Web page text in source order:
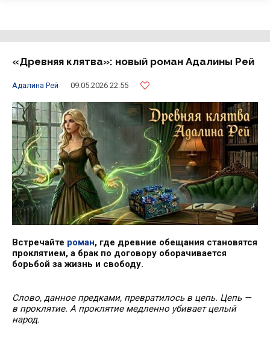
«Древняя клятва»: новый роман Адалины Рей
Адалина Рей 09.05.2026 22:55
Встречайте роман, где древние обещания становятся
проклятием, а брак по договору оборачивается
борьбой за жизнь и свободу.
Слово, данное предками, превратилось в цепь. Цепь —
в проклятие. А проклятие медленно убивает целый
народ.